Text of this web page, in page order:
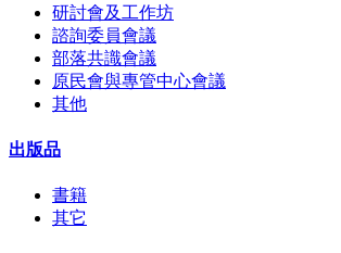
研討會及工作坊
諮詢委員會議
部落共識會議
原民會與專管中心會議
其他
出版品
書籍
其它